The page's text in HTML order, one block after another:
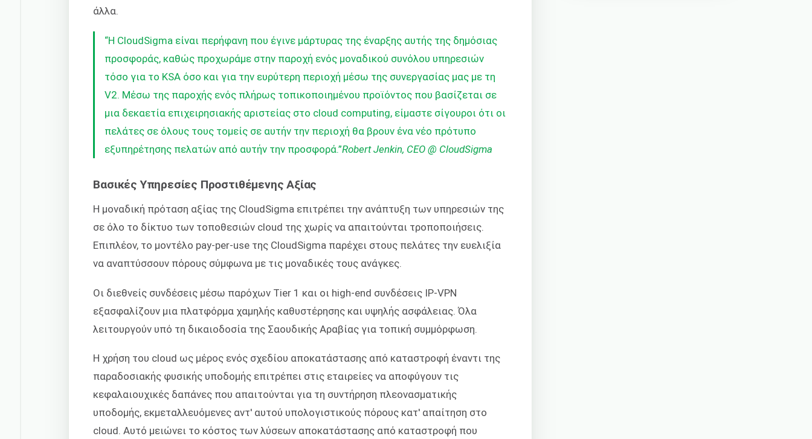
άλλα.
“Η CloudSigma είναι περήφανη που έγινε μάρτυρας της έναρξης αυτής της δημόσιας
προσφοράς, καθώς προχωράμε στην παροχή ενός μοναδικού συνόλου υπηρεσιών
τόσο για το KSA όσο και για την ευρύτερη περιοχή μέσω της συνεργασίας μας με τη
V2. Μέσω της παροχής ενός πλήρως τοπικοποιημένου προϊόντος που βασίζεται σε
μια δεκαετία επιχειρησιακής αριστείας στο cloud computing, είμαστε σίγουροι ότι οι
πελάτες σε όλους τους τομείς σε αυτήν την περιοχή θα βρουν ένα νέο πρότυπο
εξυπηρέτησης πελατών από αυτήν την προσφορά.”Robert Jenkin, CEO @ CloudSigma
Βασικές Υπηρεσίες Προστιθέμενης Αξίας
Η μοναδική πρόταση αξίας της CloudSigma επιτρέπει την ανάπτυξη των υπηρεσιών της
σε όλο το δίκτυο των τοποθεσιών cloud της χωρίς να απαιτούνται τροποποιήσεις.
Επιπλέον, το μοντέλο pay-per-use της CloudSigma παρέχει στους πελάτες την ευελιξία
να αναπτύσσουν πόρους σύμφωνα με τις μοναδικές τους ανάγκες.
Οι διεθνείς συνδέσεις μέσω παρόχων Tier 1 και οι high-end συνδέσεις IP-VPN
εξασφαλίζουν μια πλατφόρμα χαμηλής καθυστέρησης και υψηλής ασφάλειας. Όλα
λειτουργούν υπό τη δικαιοδοσία της Σαουδικής Αραβίας για τοπική συμμόρφωση.
Η χρήση του cloud ως μέρος ενός σχεδίου αποκατάστασης από καταστροφή έναντι της
παραδοσιακής φυσικής υποδομής επιτρέπει στις εταιρείες να αποφύγουν τις
κεφαλαιουχικές δαπάνες που απαιτούνται για τη συντήρηση πλεονασματικής
υποδομής, εκμεταλλευόμενες αντ' αυτού υπολογιστικούς πόρους κατ' απαίτηση στο
cloud. Αυτό μειώνει το κόστος των λύσεων αποκατάστασης από καταστροφή που